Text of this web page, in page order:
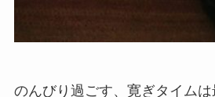
のんびり過ごす、寛ぎタイムは